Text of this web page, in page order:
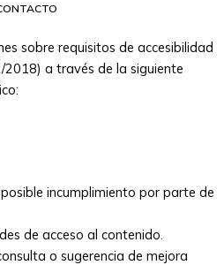
sobre requisitos de accesibilidad
2018) a través de la siguiente
incumplimiento por parte de
de acceso al contenido.
o sugerencia de mejora